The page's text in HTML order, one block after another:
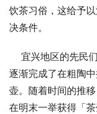
饮茶习俗，这给予
决条件。
宜兴地区的先民们
逐渐完成了在粗陶
壶。随着时间的推
在明末一举获得「